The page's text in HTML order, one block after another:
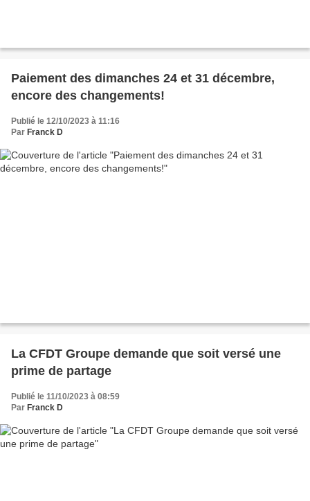
Paiement des dimanches 24 et 31 décembre,
encore des changements!
Publié le 12/10/2023 à 11:16
Par Franck D
La CFDT Groupe demande que soit versé une
prime de partage
Publié le 11/10/2023 à 08:59
Par Franck D